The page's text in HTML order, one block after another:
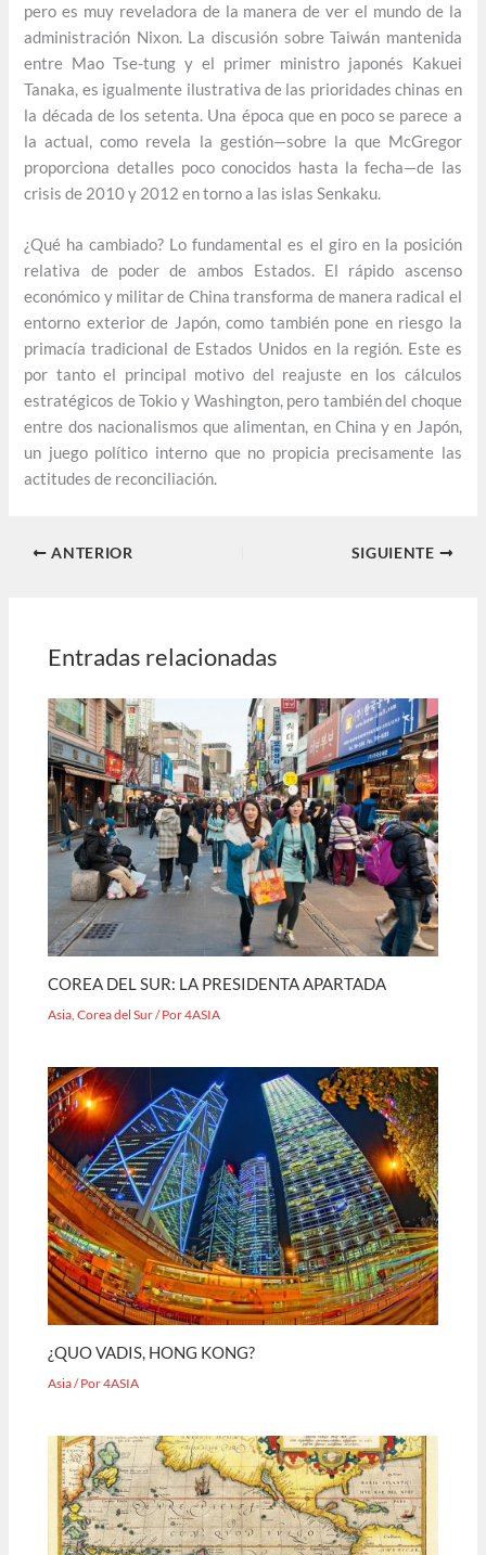
pero es muy reveladora de la manera de ver el mundo de la
administración Nixon. La discusión sobre Taiwán mantenida
entre Mao Tse-tung y el primer ministro japonés Kakuei
Tanaka, es igualmente ilustrativa de las prioridades chinas en
la década de los setenta. Una época que en poco se parece a
la actual, como revela la gestión—sobre la que McGregor
proporciona detalles poco conocidos hasta la fecha—de las
crisis de 2010 y 2012 en torno a las islas Senkaku.
¿Qué ha cambiado? Lo fundamental es el giro en la posición
relativa de poder de ambos Estados. El rápido ascenso
económico y militar de China transforma de manera radical el
entorno exterior de Japón, como también pone en riesgo la
primacía tradicional de Estados Unidos en la región. Este es
por tanto el principal motivo del reajuste en los cálculos
estratégicos de Tokio y Washington, pero también del choque
entre dos nacionalismos que alimentan, en China y en Japón,
un juego político interno que no propicia precisamente las
actitudes de reconciliación.
ANTERIOR SIGUIENTE
Entradas relacionadas
COREA DEL SUR: LA PRESIDENTA APARTADA
Asia ,Corea del Sur/ Por4ASIA
¿QUO VADIS, HONG KONG?
Asia/ Por4ASIA